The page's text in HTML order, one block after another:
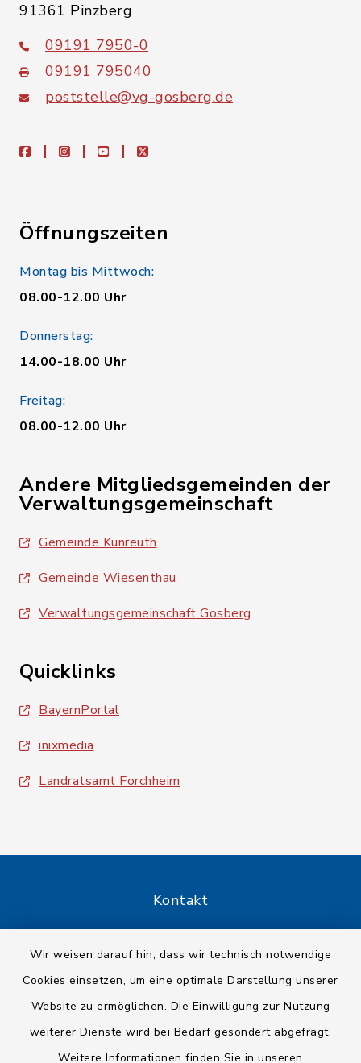
Wir weisen darauf hin, dass wir technisch notwendige
Cookies einsetzen, um eine optimale Darstellung unserer
Website zu ermöglichen. Die Einwilligung zur Nutzung
weiterer Dienste wird bei Bedarf gesondert abgefragt.
Weitere Informationen finden Sie in unseren
91361 Pinzberg
09191 7950-0
09191 795040
poststelle@vg-gosberg.de
facebookinstagramyoutubeX
Öffnungszeiten
Montag bis Mittwoch:
08.00-12.00 Uhr
Donnerstag:
14.00-18.00 Uhr
Freitag:
08.00-12.00 Uhr
Andere Mitgliedsgemeinden der
Verwaltungsgemeinschaft
Gemeinde Kunreuth
Gemeinde Wiesenthau
Verwaltungsgemeinschaft Gosberg
Quicklinks
BayernPortal
inixmedia
Landratsamt Forchheim
Kontakt
Datenschutz
Impressum